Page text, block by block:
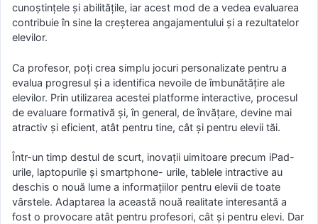
cunoștințele și abilitățile, iar acest mod de a vedea evaluarea
contribuie în sine la creșterea angajamentului și a rezultatelor
elevilor.
Ca profesor, poți crea simplu jocuri personalizate pentru a
evalua progresul și a identifica nevoile de îmbunătățire ale
elevilor. Prin utilizarea acestei platforme interactive, procesul
de evaluare formativă și, în general, de învățare, devine mai
atractiv și eficient, atât pentru tine, cât și pentru elevii tăi.
Într-un timp destul de scurt, inovații uimitoare precum iPad-
urile, laptopurile și smartphone- urile, tablele intractive au
deschis o nouă lume a informațiilor pentru elevii de toate
vârstele. Adaptarea la această nouă realitate interesantă a
fost o provocare atât pentru profesori, cât și pentru elevi. Dar